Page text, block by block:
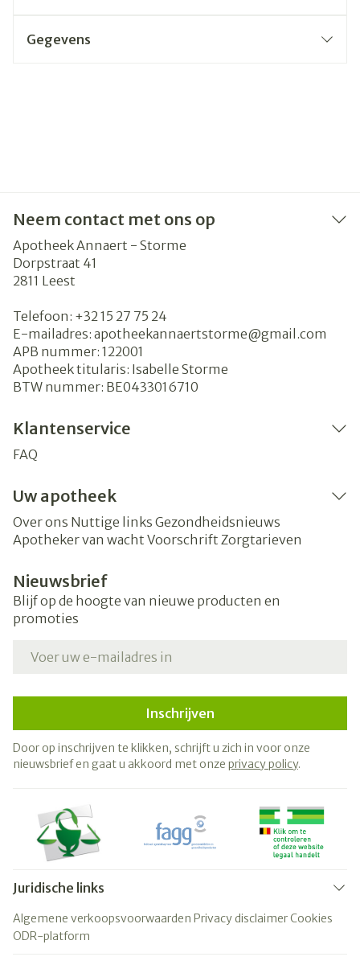
Gegevens
Neem contact met ons op
Apotheek Annaert - Storme
Dorpstraat 41
2811 Leest
Telefoon: +32 15 27 75 24
E-mailadres: apotheekannaertstorme@gmail.com
APB nummer: 122001
Apotheek titularis: Isabelle Storme
BTW nummer: BE0433016710
Klantenservice
FAQ
Uw apotheek
Over ons Nuttige links Gezondheidsnieuws
Apotheker van wacht Voorschrift Zorgtarieven
Nieuwsbrief
Blijf op de hoogte van nieuwe producten en
promoties
Inschrijven
Door op inschrijven te klikken, schrijft u zich in voor onze
nieuwsbrief en gaat u akkoord met onze privacy policy.
Juridische links
Algemene verkoopsvoorwaarden Privacy disclaimerCookies
ODR-platform